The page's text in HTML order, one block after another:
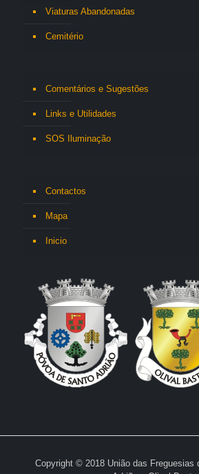
Viaturas Abandonadas
Cemitério
Comentários e Sugestões
Links e Utilidades
SOS Iluminação
Contactos
Mapa
Inicio
Copyright © 2018 União das Freguesias